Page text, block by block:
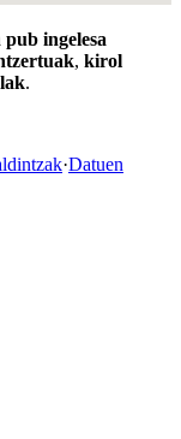
pub ingelesa
, kirol
.
·Datuen